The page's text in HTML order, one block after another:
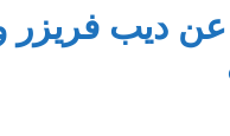
عن ديب فريزر